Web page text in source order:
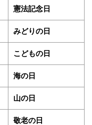
憲法記念日
みどりの日
こどもの日
海の日
山の日
敬老の日